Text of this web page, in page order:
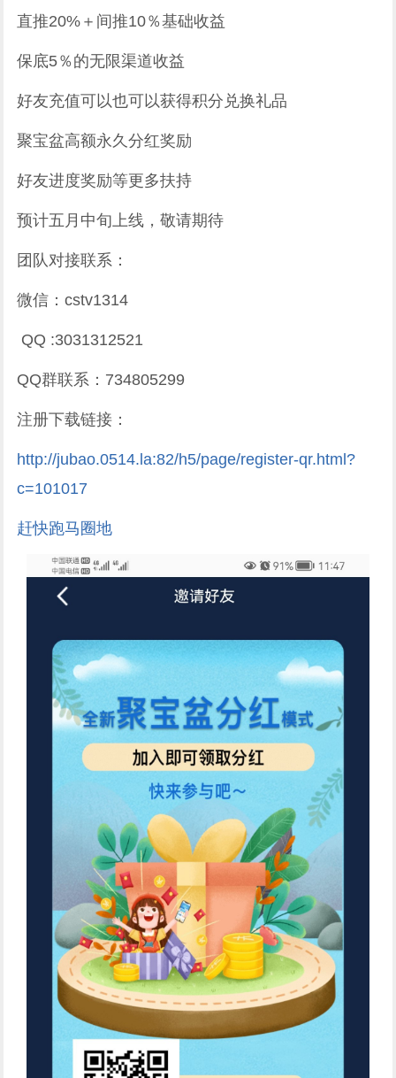
直推20%＋间推10％基础收益
保底5％的无限渠道收益
好友充值可以也可以获得积分兑换礼品
聚宝盆高额永久分红奖励
好友进度奖励等更多扶持
预计五月中旬上线，敬请期待
团队对接联系：
微信：cstv1314
QQ :3031312521
QQ群联系：734805299
注册下载链接：
http://jubao.0514.la:82/h5/page/register-qr.html?
c=101017
赶快跑马圈地